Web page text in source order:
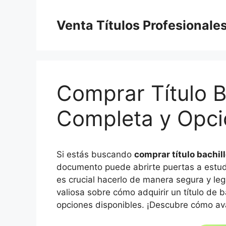
Venta Títulos
Comprar Título
Completa y
Si estás buscando comprar título
documento puede abrirte puertas a
es crucial hacerlo de manera segura y
valiosa sobre cómo adquirir un título de
opciones disponibles. ¡Descubre cómo